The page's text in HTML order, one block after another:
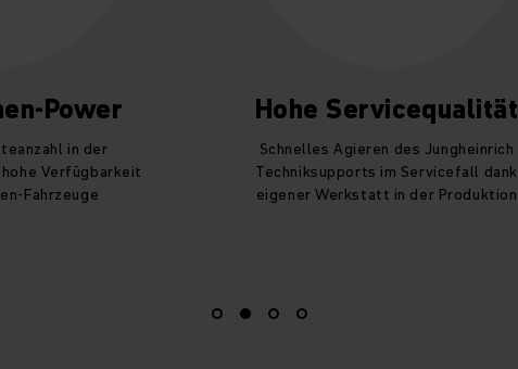
Power
in der
Verfügbarkeit
Fahrzeuge
Hohe Servicequalität
Schnelles Agieren des Jungheinrich
Techniksupports im Servicefall dank
eigener Werkstatt in der Produktion